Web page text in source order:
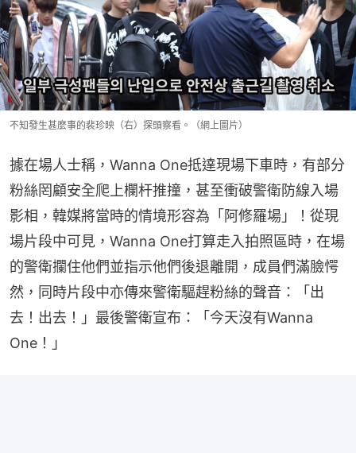
不知發生甚麼事的裴珍映（右）探頭察看。（網上圖片）
據在場人士稱，Wanna One抵達現場下車時，有部分
粉絲罔顧安全爬上欄杆推撞，甚至衝破警衛防線入場
影相，韓媒將當時的情境形容為「阿修羅場」！從現
場片段中可見，Wanna One打算走入拍照區時，在場
的警衛攔住他們並指示他們後退離開，成員們滿臉愕
然，同時片段中亦傳來警衛驅趕粉絲的聲音：「出
去！出去！」最後警衛宣布：「今天沒有Wanna
One！」